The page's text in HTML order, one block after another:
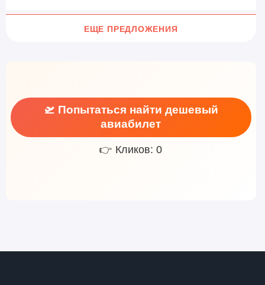
ЕЩЕ ПРЕДЛОЖЕНИЯ
🛫 Попытаться найти дешевый
авиабилет
👉 Кликов: 0